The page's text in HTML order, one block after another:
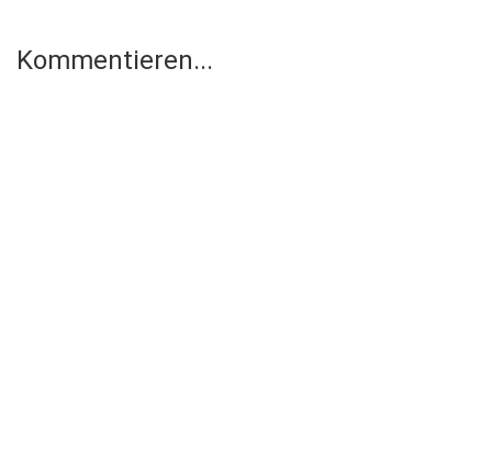
Kommentieren...